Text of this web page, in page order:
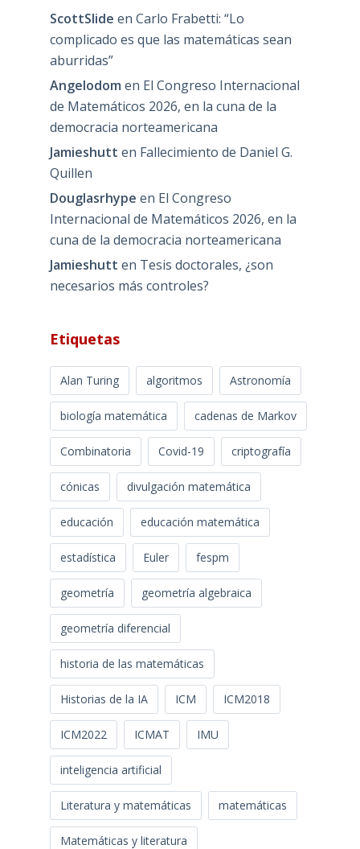
ScottSlide en Carlo Frabetti: “Lo
complicado es que las matemáticas sean
aburridas”
Angelodom en El Congreso Internacional
de Matemáticos 2026, en la cuna de la
democracia norteamericana
Jamieshutt en Fallecimiento de Daniel G.
Quillen
Douglasrhype en El Congreso
Internacional de Matemáticos 2026, en la
cuna de la democracia norteamericana
Jamieshutt en Tesis doctorales, ¿son
necesarios más controles?
Etiquetas
Alan Turing algoritmos Astronomía
biología matemática cadenas de Markov
Combinatoria Covid-19 criptografía
cónicas divulgación matemática
educación educación matemática
estadística Euler fespm
geometría geometría algebraica
geometría diferencial
historia de las matemáticas
Historias de la IA ICM ICM2018
ICM2022 ICMAT IMU
inteligencia artificial
Literatura y matemáticas matemáticas
Matemáticas y literatura